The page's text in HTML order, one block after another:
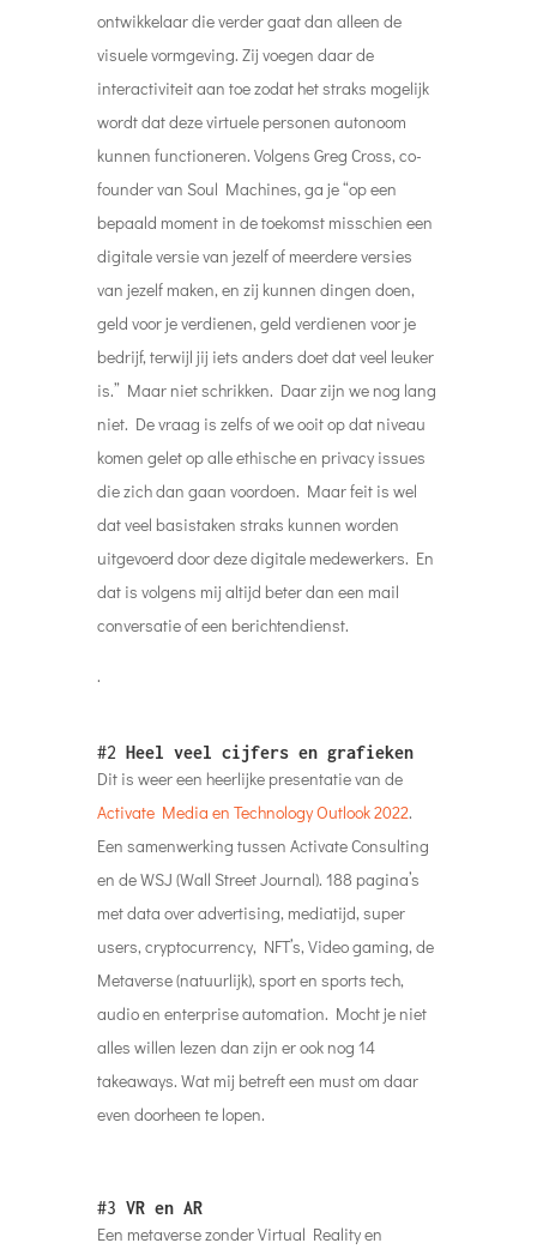
ontwikkelaar die verder gaat dan alleen de
visuele vormgeving. Zij voegen daar de
interactiviteit aan toe zodat het straks mogelijk
wordt dat deze virtuele personen autonoom
kunnen functioneren. Volgens Greg Cross, co-
founder van Soul Machines, ga je “op een
bepaald moment in de toekomst misschien een
digitale versie van jezelf of meerdere versies
van jezelf maken, en zij kunnen dingen doen,
geld voor je verdienen, geld verdienen voor je
bedrijf, terwijl jij iets anders doet dat veel leuker
is.” Maar niet schrikken. Daar zijn we nog lang
niet. De vraag is zelfs of we ooit op dat niveau
komen gelet op alle ethische en privacy issues
die zich dan gaan voordoen. Maar feit is wel
dat veel basistaken straks kunnen worden
uitgevoerd door deze digitale medewerkers. En
dat is volgens mij altijd beter dan een mail
conversatie of een berichtendienst.
.
#2 Heel veel cijfers en grafieken
Dit is weer een heerlijke presentatie van de
Activate Media en Technology Outlook 2022.
Een samenwerking tussen Activate Consulting
en de WSJ (Wall Street Journal). 188 pagina’s
met data over advertising, mediatijd, super
users, cryptocurrency, NFT’s, Video gaming, de
Metaverse (natuurlijk), sport en sports tech,
audio en enterprise automation. Mocht je niet
alles willen lezen dan zijn er ook nog 14
takeaways. Wat mij betreft een must om daar
even doorheen te lopen.
#3 VR en AR
Een metaverse zonder Virtual Reality en